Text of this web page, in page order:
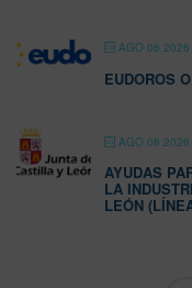
AGO 06 2026
EUDOROS
AGO 06 2026
AYUDAS
LA
LEÓN